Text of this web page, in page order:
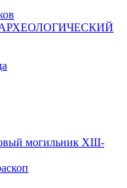
могильник XIII-